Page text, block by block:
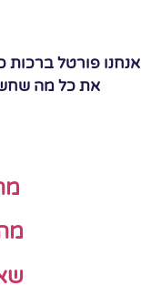
אנחנו פורטל ברכות
את כל מה